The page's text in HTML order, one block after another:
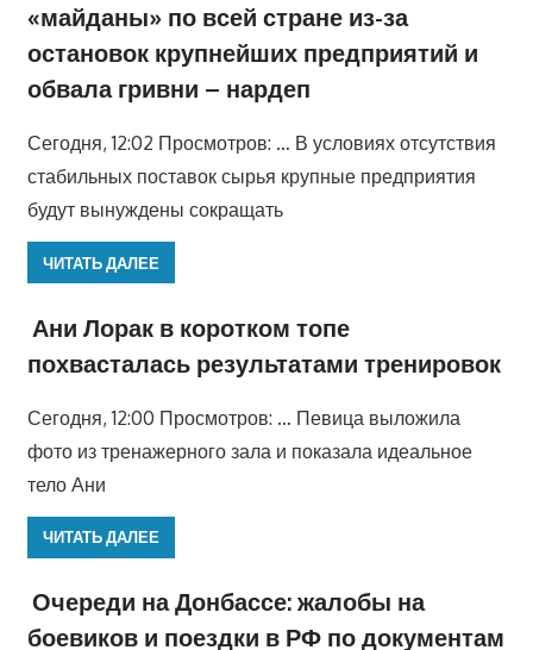
«майданы» по всей стране из-за
остановок крупнейших предприятий и
обвала гривни – нардеп
Сегодня, 12:02 Просмотров: … В условиях отсутствия
стабильных поставок сырья крупные предприятия
будут вынуждены сокращать
ЧИТАТЬ ДАЛЕЕ
Ани Лорак в коротком топе
похвасталась результатами тренировок
Сегодня, 12:00 Просмотров: … Певица выложила
фото из тренажерного зала и показала идеальное
тело Ани
ЧИТАТЬ ДАЛЕЕ
Очереди на Донбассе: жалобы на
боевиков и поездки в РФ по документам